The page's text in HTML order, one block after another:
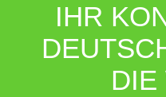
IHR
DIE